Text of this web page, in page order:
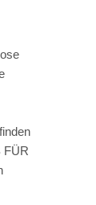
FÜR